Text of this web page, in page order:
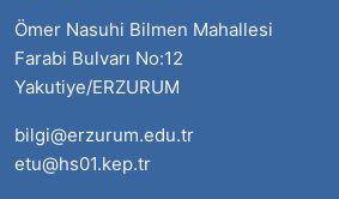
Ömer Nasuhi Bilmen Mahallesi
Farabi Bulvarı No:12
Yakutiye/ERZURUM
bilgi@erzurum.edu.tr
etu@hs01.kep.tr